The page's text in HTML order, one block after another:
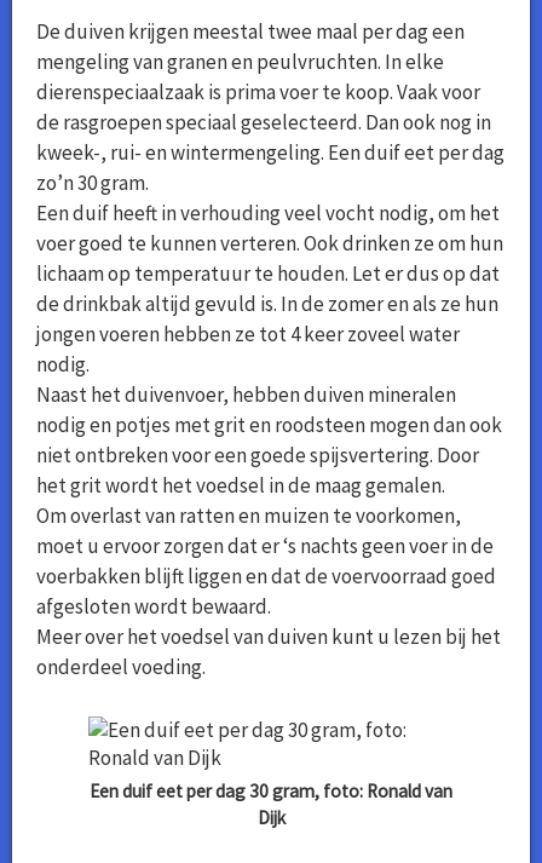
De duiven krijgen meestal twee maal per dag een
mengeling van granen en peulvruchten. In elke
dierenspeciaalzaak is prima voer te koop. Vaak voor
de rasgroepen speciaal geselecteerd. Dan ook nog in
kweek-, rui- en wintermengeling. Een duif eet per dag
zo’n 30 gram.
Een duif heeft in verhouding veel vocht nodig, om het
voer goed te kunnen verteren. Ook drinken ze om hun
lichaam op temperatuur te houden. Let er dus op dat
de drinkbak altijd gevuld is. In de zomer en als ze hun
jongen voeren hebben ze tot 4 keer zoveel water
nodig.
Naast het duivenvoer, hebben duiven mineralen
nodig en potjes met grit en roodsteen mogen dan ook
niet ontbreken voor een goede spijsvertering. Door
het grit wordt het voedsel in de maag gemalen.
Om overlast van ratten en muizen te voorkomen,
moet u ervoor zorgen dat er ‘s nachts geen voer in de
voerbakken blijft liggen en dat de voervoorraad goed
afgesloten wordt bewaard.
Meer over het voedsel van duiven kunt u lezen bij het
onderdeel voeding.
Een duif eet per dag 30 gram, foto: Ronald van
Dijk